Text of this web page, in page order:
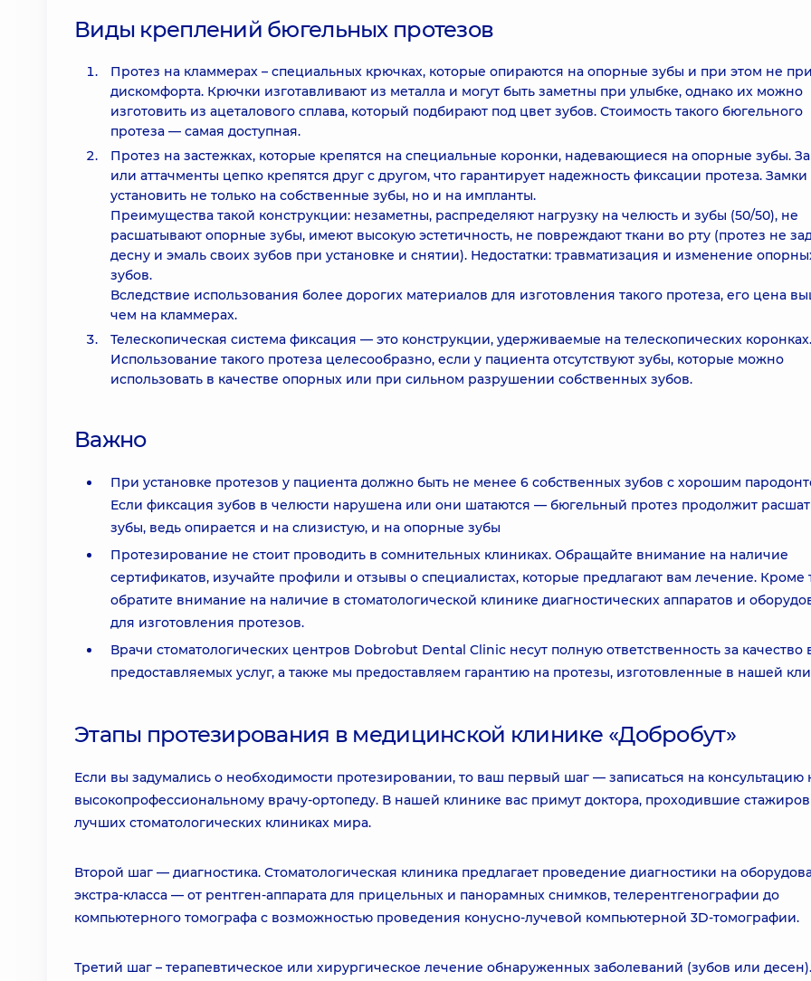
Виды креплений бюгельных протезов
Протез на кламмерах – специальных крючках, которые опираются на опорные зубы и при этом не
дискомфорта. Крючки изготавливают из металла и могут быть заметны при улыбке, однако их можно
изготовить из ацеталового сплава, который подбирают под цвет зубов. Стоимость такого бюгельного
протеза — самая доступная.
Протез на застежках, которые крепятся на специальные коронки, надевающиеся на опорные зубы.
или аттачменты цепко крепятся друг с другом, что гарантирует надежность фиксации протеза.
установить не только на собственные зубы, но и на импланты.
Преимущества такой конструкции: незаметны, распределяют нагрузку на челюсть и зубы (50/50), не
расшатывают опорные зубы, имеют высокую эстетичность, не повреждают ткани во рту (протез не
десну и эмаль своих зубов при установке и снятии). Недостатки: травматизация и изменение
зубов.
Вследствие использования более дорогих материалов для изготовления такого протеза, его цена
чем на кламмерах.
Телескопическая система фиксация — это конструкции, удерживаемые на телескопических коронках.
Использование такого протеза целесообразно, если у пациента отсутствуют зубы, которые можно
использовать в качестве опорных или при сильном разрушении собственных зубов.
Важно
При установке протезов у пациента должно быть не менее 6 собственных зубов с хорошим
Если фиксация зубов в челюсти нарушена или они шатаются — бюгельный протез продолжит
зубы, ведь опирается и на слизистую, и на опорные зубы
Протезирование не стоит проводить в сомнительных клиниках. Обращайте внимание на наличие
сертификатов, изучайте профили и отзывы о специалистах, которые предлагают вам лечение. Кроме
обратите внимание на наличие в стоматологической клинике диагностических аппаратов и
для изготовления протезов.
Врачи стоматологических центров Dobrobut Dental Clinic несут полную ответственность за качество
предоставляемых услуг, а также мы предоставляем гарантию на протезы, изготовленные в нашей
Этапы протезирования в медицинской клинике «Добробут»
Если вы задумались о необходимости протезировании, то ваш первый шаг — записаться на консультацию
высокопрофессиональному врачу-ортопеду. В нашей клинике вас примут доктора, проходившие
лучших стоматологических клиниках мира.
Второй шаг — диагностика. Стоматологическая клиника предлагает проведение диагностики на
экстра-класса — от рентген-аппарата для прицельных и панорамных снимков, телерентгенографии до
компьютерного томографа с возможностью проведения конусно-лучевой компьютерной 3D-томографии.
Третий шаг – терапевтическое или хирургическое лечение обнаруженных заболеваний (зубов или